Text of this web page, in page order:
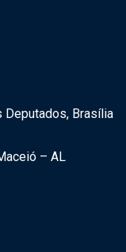
Deputados, Brasília
– AL